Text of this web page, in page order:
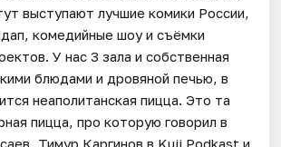
выступают лучшие комики России,
комедийные шоу и съёмки
У нас 3 зала и собственная
блюдами и дровяной печью, в
неаполитанская пицца. Это та
пицца, про которую говорил в
Тимур Каргинов в Kuji Podkast и